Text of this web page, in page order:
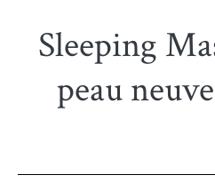
Sleeping
peau